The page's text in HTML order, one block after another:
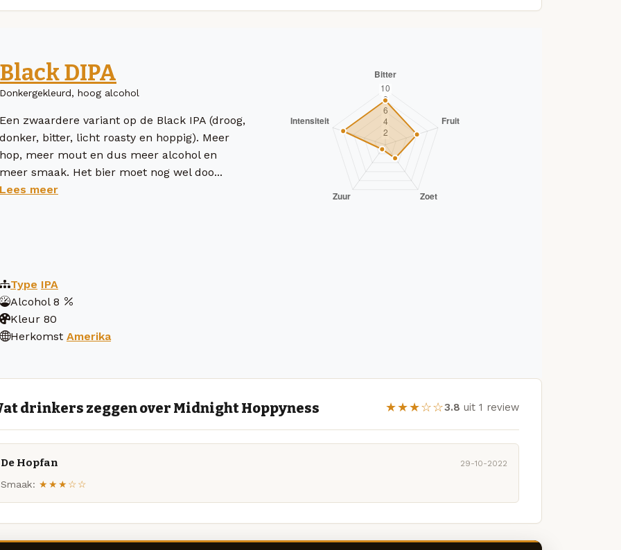
Black DIPA
Donkergekleurd, hoog alcohol
Een zwaardere variant op de Black IPA (droog,
donker, bitter, licht roasty en hoppig). Meer
hop, meer mout en dus meer alcohol en
meer smaak. Het bier moet nog wel doo...
Lees meer
Type IPA
Alcohol 8
Kleur 80
Herkomst Amerika
drinkers zeggen over Midnight Hoppyness ★★★☆☆3.8 uit 1 review
De Hopfan 29-10-2022
Smaak: ★★★☆☆